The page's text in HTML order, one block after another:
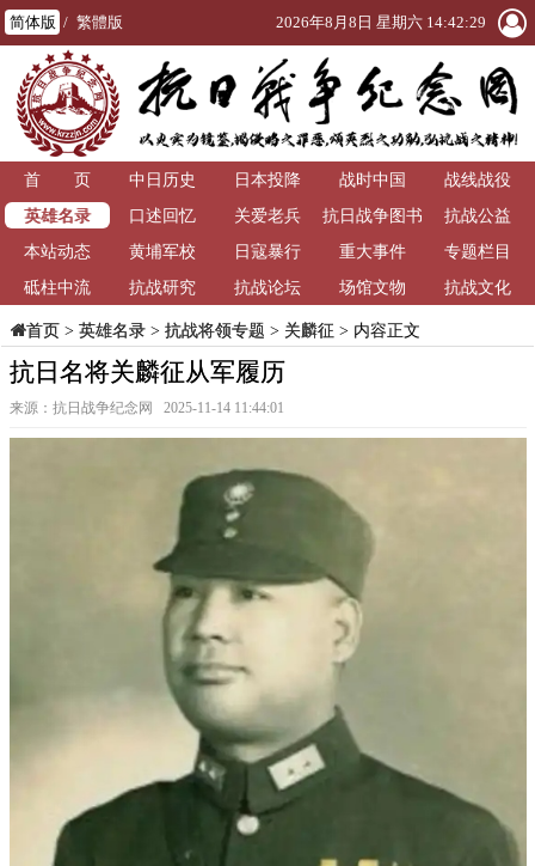
简体版 / 繁體版 2026年8月8日 星期六 14:42:30
首 页 中日历史 日本投降 战时中国
战线战役
英雄名录
口述回忆 关爱老兵
抗日战争图书
馆
抗战公益
本站动态
黄埔军校 日寇暴行 重大事件
专题栏目
砥柱中流
抗战研究 抗战论坛 场馆文物 抗战文化
首页> 英雄名录> 抗战将领专题 > 关麟征 > 内容正文
抗日名将关麟征从军履历
来源：抗日战争纪念网 2025-11-14 11:44:01